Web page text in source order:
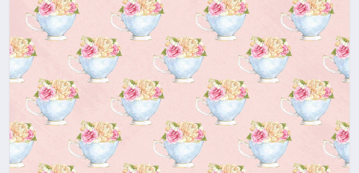
KIMDIR?
HESAPLAMALAR